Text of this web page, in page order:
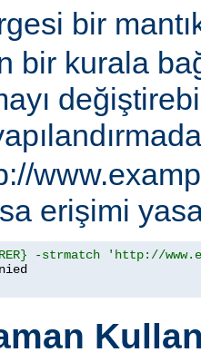
bir
bir kurala
erişimi
-strmatch 'http://